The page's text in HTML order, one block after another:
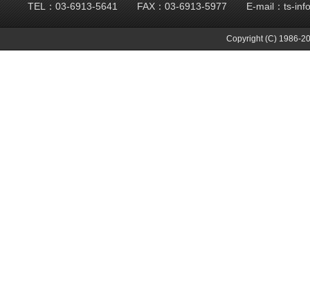
TEL：03-6913-5641 FAX：03-6913-5977 E-mail：ts-
Copyright (C) 1986-